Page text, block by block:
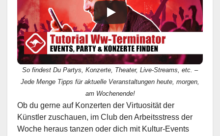
So findest Du Partys, Konzerte, Theater, Live-Streams, etc. –
Jede Menge Tipps für aktuelle Veranstaltungen heute, morgen,
am Wochenende!
Ob du gerne auf Konzerten der Virtuosität der
Künstler zuschauen, im Club den Arbeitsstress der
Woche heraus tanzen oder dich mit Kultur-Events